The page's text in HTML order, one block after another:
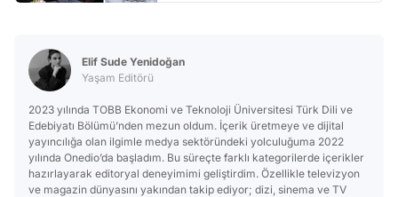
Elif Sude Yenidoğan
Yaşam Editörü
2023 yılında TOBB Ekonomi ve Teknoloji Üniversitesi Türk Dili ve
Edebiyatı Bölümü’nden mezun oldum. İçerik üretmeye ve dijital
yayıncılığa olan ilgimle medya sektöründeki yolculuğuma 2022
yılında Onedio’da başladım. Bu süreçte farklı kategorilerde içerikler
hazırlayarak editoryal deneyimimi geliştirdim. Özellikle televizyon
ve magazin dünyasını yakından takip ediyor; dizi, sinema ve TV